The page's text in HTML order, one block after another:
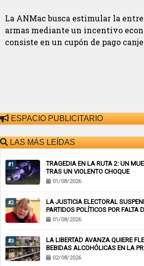
La ANMac busca estimular la
armas mediante un incentivo
consiste en un cupón de pago
ESPACIO PUBLICITARIO
LAS MÁS LEÍDAS
#1
TRAGEDIA EN LA RUTA 2: UN
TRAS UN VIOLENTO CHOQUE
01/08/2026
#2
LA JUSTICIA ELECTORAL
PARTIDOS POLÍTICOS POR FALTA
01/08/2026
#3
LA LIBERTAD AVANZA QUIERE
BEBIDAS ALCOHÓLICAS EN LA
02/08/2026